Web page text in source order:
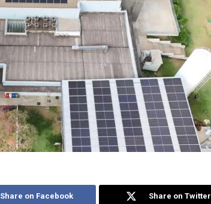
Share on Facebook Share on Twitter